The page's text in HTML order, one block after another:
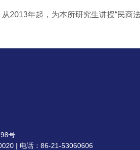
年起，为本所研究生讲授“民商法
号
| 电话：86-21-53060606